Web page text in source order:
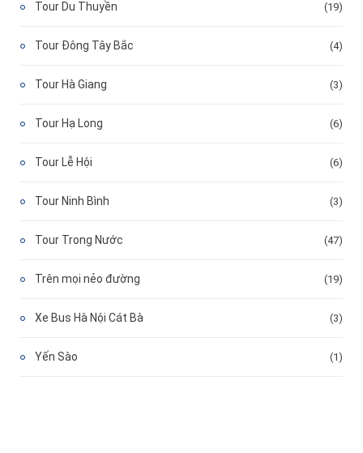
Tour Du Thuyền (19)
Tour Đông Tây Bắc (4)
Tour Hà Giang (3)
Tour Hạ Long (6)
Tour Lễ Hội (6)
Tour Ninh Bình (3)
Tour Trong Nước (47)
Trên mọi nẻo đường (19)
Xe Bus Hà Nội Cát Bà (3)
Yến Sào (1)